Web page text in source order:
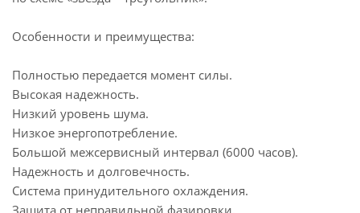
Особенности и преимущества:
Полностью передается момент силы.
Высокая надежность.
Низкий уровень шума.
Низкое энергопотребление.
Большой межсервисный интервал (6000 часов).
Надежность и долговечность.
Система принудительного охлаждения.
Защита от неправильной фазировки.